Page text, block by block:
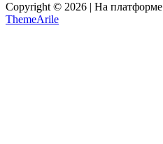
Copyright © 2026 | На платформе
ThemeArile